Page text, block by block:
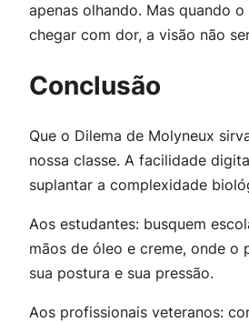
apenas olhando. Mas quando
chegar com dor, a visão não
Conclusão
Que o Dilema de Molyneux
nossa classe. A facilidade
suplantar a complexidade
Aos estudantes: busquem
mãos de óleo e creme, onde o
sua postura e sua pressão.
Aos profissionais veteranos: